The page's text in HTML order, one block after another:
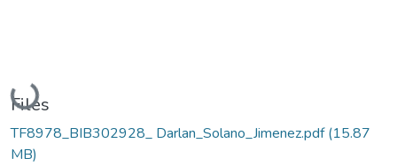
Loading...
Files
TF8978_BIB302928_ Darlan_Solano_Jimenez.pdf(15.87
MB)